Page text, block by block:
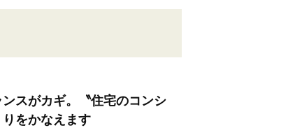
スがカギ。〝住宅のコンシ
をかなえます